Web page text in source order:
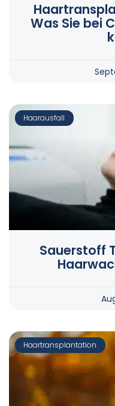
Was Sie bei
Haarausfall
Sauerstoff
Haartransplantation